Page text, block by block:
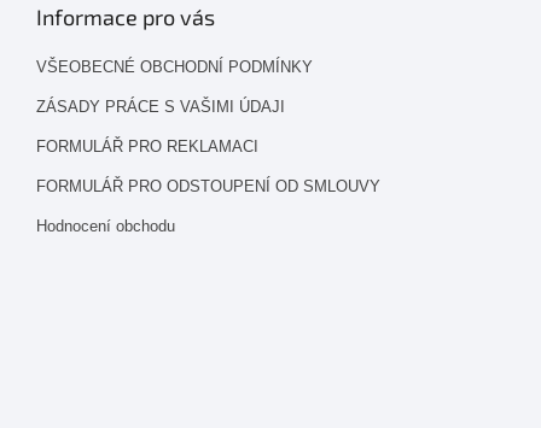
Informace pro vás
VŠEOBECNÉ OBCHODNÍ PODMÍNKY
ZÁSADY PRÁCE S VAŠIMI ÚDAJI
FORMULÁŘ PRO REKLAMACI
FORMULÁŘ PRO ODSTOUPENÍ OD SMLOUVY
Hodnocení obchodu